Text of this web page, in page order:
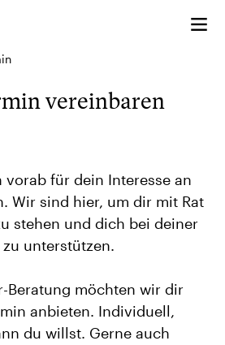
vereinbaren
vorab für dein Interesse an
Wir sind hier, um dir mit Rat
stehen und dich bei deiner
unterstützen.
Beratung möchten wir dir
anbieten. Individuell,
du willst. Gerne auch